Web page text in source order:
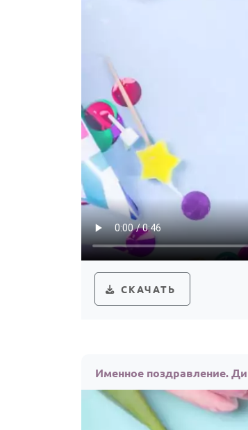
СКАЧАТЬ
Именное поздравление.